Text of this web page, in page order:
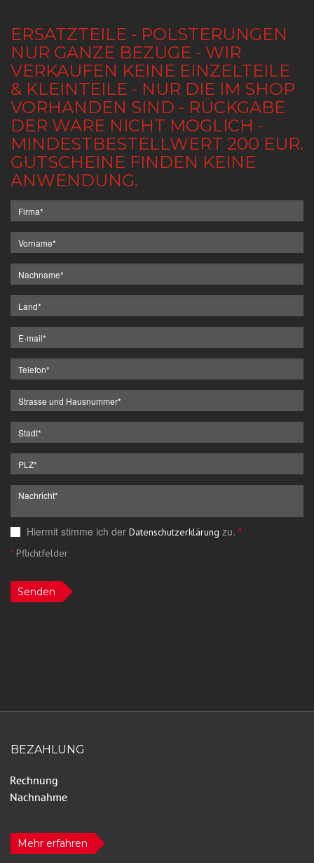
ERSATZTEILE - POLSTERUNGEN
NUR GANZE BEZÜGE - WIR
VERKAUFEN KEINE EINZELTEILE
& KLEINTEILE - NUR DIE IM SHOP
VORHANDEN SIND - RÜCKGABE
DER WARE NICHT MÖGLICH -
MINDESTBESTELLWERT 200 EUR.
GUTSCHEINE FINDEN KEINE
ANWENDUNG.
Hiermit stimme ich der Datenschutzerklärung zu. *
*Pflichtfelder
Senden
BEZAHLUNG
Mehr erfahren